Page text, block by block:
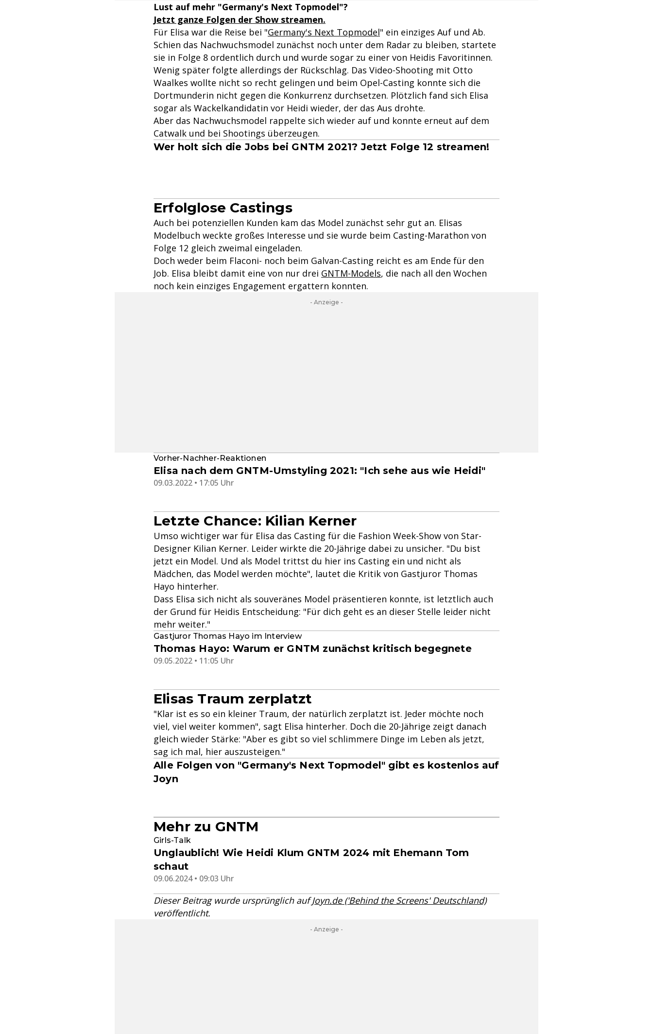
Lust auf mehr "Germany's Next Topmodel"?
Jetzt ganze Folgen der Show streamen.
Für Elisa war die Reise bei "Germany's Next Topmodel" ein einziges Auf und Ab.
Schien das Nachwuchsmodel zunächst noch unter dem Radar zu bleiben, startete
sie in Folge 8 ordentlich durch und wurde sogar zu einer von Heidis Favoritinnen.
Wenig später folgte allerdings der Rückschlag. Das Video-Shooting mit Otto
Waalkes wollte nicht so recht gelingen und beim Opel-Casting konnte sich die
Dortmunderin nicht gegen die Konkurrenz durchsetzen. Plötzlich fand sich Elisa
sogar als Wackelkandidatin vor Heidi wieder, der das Aus drohte.
Aber das Nachwuchsmodel rappelte sich wieder auf und konnte erneut auf dem
Catwalk und bei Shootings überzeugen.
Wer holt sich die Jobs bei GNTM 2021? Jetzt Folge 12 streamen!
Erfolglose Castings
Auch bei potenziellen Kunden kam das Model zunächst sehr gut an. Elisas
Modelbuch weckte großes Interesse und sie wurde beim Casting-Marathon von
Folge 12 gleich zweimal eingeladen.
Doch weder beim Flaconi- noch beim Galvan-Casting reicht es am Ende für den
Job. Elisa bleibt damit eine von nur drei GNTM-Models, die nach all den Wochen
noch kein einziges Engagement ergattern konnten.
- Anzeige -
Vorher-Nachher-Reaktionen
Elisa nach dem GNTM-Umstyling 2021: "Ich sehe aus wie Heidi"
09.03.2022 • 17:05 Uhr
Letzte Chance: Kilian Kerner
Umso wichtiger war für Elisa das Casting für die Fashion Week-Show von Star-
Designer Kilian Kerner. Leider wirkte die 20-Jährige dabei zu unsicher. "Du bist
jetzt ein Model. Und als Model trittst du hier ins Casting ein und nicht als
Mädchen, das Model werden möchte", lautet die Kritik von Gastjuror Thomas
Hayo hinterher.
Dass Elisa sich nicht als souveränes Model präsentieren konnte, ist letztlich auch
der Grund für Heidis Entscheidung: "Für dich geht es an dieser Stelle leider nicht
mehr weiter."
Gastjuror Thomas Hayo im Interview
Thomas Hayo: Warum er GNTM zunächst kritisch begegnete
09.05.2022 • 11:05 Uhr
Elisas Traum zerplatzt
"Klar ist es so ein kleiner Traum, der natürlich zerplatzt ist. Jeder möchte noch
viel, viel weiter kommen", sagt Elisa hinterher. Doch die 20-Jährige zeigt danach
gleich wieder Stärke: "Aber es gibt so viel schlimmere Dinge im Leben als jetzt,
sag ich mal, hier auszusteigen."
Alle Folgen von "Germany's Next Topmodel" gibt es kostenlos auf
Joyn
Mehr zu GNTM
Girls-Talk
Unglaublich! Wie Heidi Klum GNTM 2024 mit Ehemann Tom
schaut
09.06.2024 • 09:03 Uhr
Dieser Beitrag wurde ursprünglich aufJoyn.de ('Behind the Screens' Deutschland)
veröffentlicht.
- Anzeige -